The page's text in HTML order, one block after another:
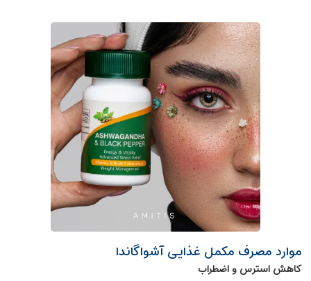
موارد مصرف مکمل غذایی آشواگاندا
کاهش استرس و اضطراب